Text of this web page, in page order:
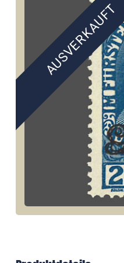
AUSVERKAUFT